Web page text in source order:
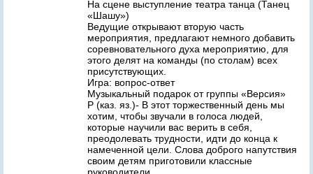
На сцене выступление театра танца (Танец
«Шашу»)
Ведущие открывают вторую часть
мероприятия, предлагают немного добавить
соревновательного духа мероприятию, для
этого делят на команды (по столам) всех
присутствующих.
Игра: вопрос-ответ
Музыкальный подарок от группы «Версия»
Р (каз. яз.)- В этот торжественный день мы
хотим, чтобы звучали в голоса людей,
которые научили вас верить в себя,
преодолевать трудности, идти до конца к
намеченной цели. Слова доброго напутствия
своим детям приготовили классные